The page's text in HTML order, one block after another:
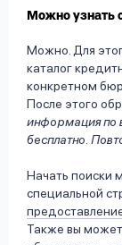
Можно узнать
Можно. Для
каталог
конкретном
После этого
информация по
бесплатно.
Начать поиски
специальной
Также вы